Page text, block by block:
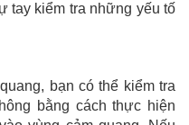
tay kiểm tra những yếu tố
bạn có thể kiểm tra
bằng cách thực hiện